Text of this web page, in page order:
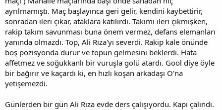
ayrılmamıştı. Maç başlayınca geri gelir, kendini kaybettirir,
sonradan ileri çıkar, ataklara katılırdı. Takımı ileri çıkmışken,
rakip takım savunması buna önem vermez, defans elemanları
yanında olmazdı. Top, Ali Rıza'yı severdi. Rakip kale önünde
boş pozisyonda durur ve topun gelmesini beklerdi. Hata
affetmez ve soğukkanlı bir vuruşla golü atardı. Gool diye öyle
bir bağırır ve kaçardı ki, en hızlı koşan arkadaşı O'na
yetişemezdi.
Günlerden bir gün Ali Rıza evde ders çalışıyordu. Kapı çalındı.